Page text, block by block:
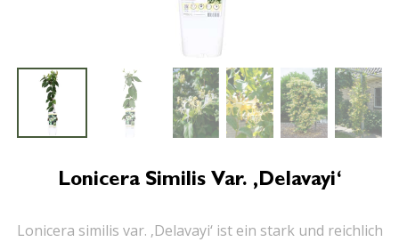
Lonicera Similis Var. ‚Delavayi‘
Lonicera similis var. ‚Delavayi‘ ist ein stark und reichlich